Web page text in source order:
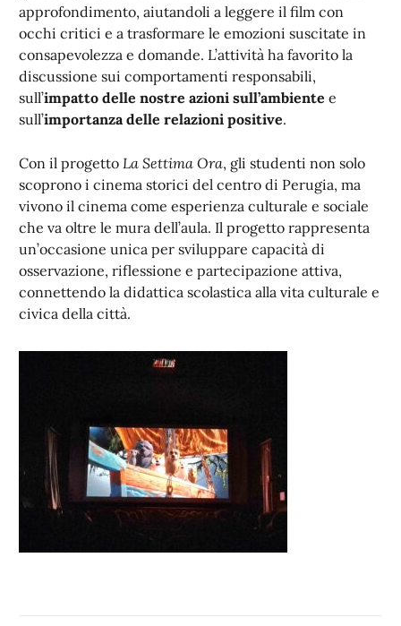
approfondimento, aiutandoli a leggere il film con
occhi critici e a trasformare le emozioni suscitate in
consapevolezza e domande. L’attività ha favorito la
discussione sui comportamenti responsabili,
sull’impatto delle nostre azioni sull’ambiente e
sull’importanza delle relazioni positive.
Con il progetto La Settima Ora, gli studenti non solo
scoprono i cinema storici del centro di Perugia, ma
vivono il cinema come esperienza culturale e sociale
che va oltre le mura dell’aula. Il progetto rappresenta
un’occasione unica per sviluppare capacità di
osservazione, riflessione e partecipazione attiva,
connettendo la didattica scolastica alla vita culturale e
civica della città.